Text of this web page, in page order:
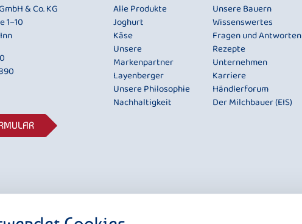
& Co. KG
Alle Produkte
Joghurt
Käse
Unsere
Markenpartner
Layenberger
Unsere Philosophie
Nachhaltigkeit
Unsere Bauern
Wissenswertes
Fragen und Antworten
Rezepte
Unternehmen
Karriere
Händlerforum
Der Milchbauer (EIS)